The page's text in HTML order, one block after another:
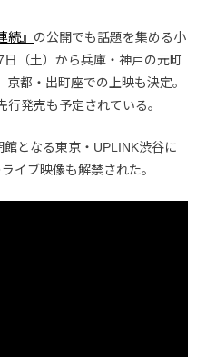
続』 の公開でも話題を集める小
（土）から兵庫・神戸の元町
都・出町座での上映も決定。
発売も予定されている。
となる東京・UPLINK渋谷に
イブ映像も解禁された。